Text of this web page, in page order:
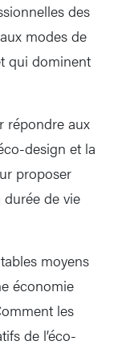
des
modes de
qui dominent
répondre aux
design et la
proposer
de vie
moyens
économie
les
de l’éco-